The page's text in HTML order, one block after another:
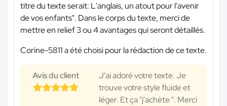
titre du texte serait: L'anglais, un atout pour l'avenir
de vos enfants". Dans le corps du texte, merci de
mettre en relief 3 ou 4 avantages qui seront détaillés.
Corine-5811 a été choisi pour la rédaction de ce texte.
Avis du client
J'ai adoré votre texte. Je
trouve votre style fluide et
léger. Et ça "j'achète ". Merci